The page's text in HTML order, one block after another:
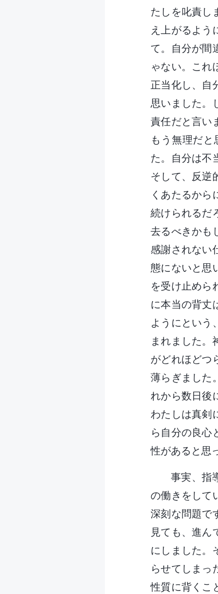
たしを叱責し
え上がるよう
て。自分が間
ゃない。これ
正当化し、自
思いました。
責任だと言い
もう無理だ
た。自分は不
そして、反逆
くあたるから
続けられるだ
去るべきかも
感謝されない
態にないと思
を受け止めら
に本当の背丈
ようにという
まれました。
がどれほどつ
薄らぎました
れから数日後
わたしは真剣
ら自分の良心
性があると思
事実、指
の働きをして
深刻な問題で
見ても、進ん
にしました。
らせてしまっ
性質に背くこ